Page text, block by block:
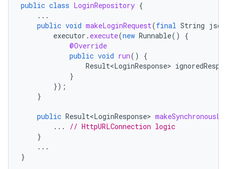
public class LoginRepository {
...
public void makeLoginRequest(final String
executor . execute(new Runnable()
{
@Override
public void run()
{
Result<LoginResponse>
}
});
}
public Result<LoginResponse>
...
// HttpURLConnection logic
}
...
}